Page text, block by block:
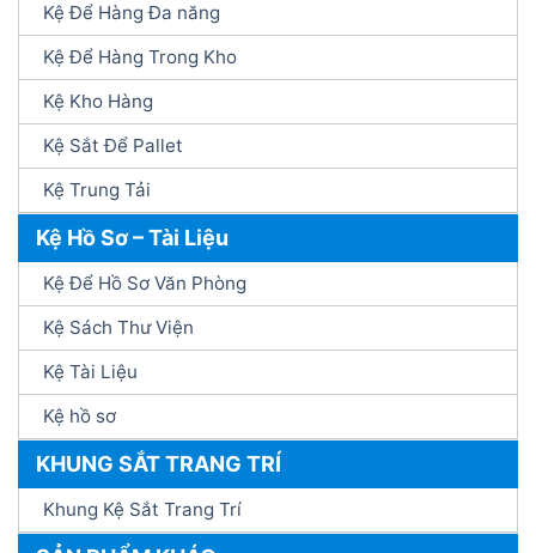
Kệ Để Hàng Đa năng
Kệ Để Hàng Trong Kho
Kệ Kho Hàng
Kệ Sắt Để Pallet
Kệ Trung Tải
Kệ Hồ Sơ – Tài Liệu
Kệ Để Hồ Sơ Văn Phòng
Kệ Sách Thư Viện
Kệ Tài Liệu
Kệ hồ sơ
KHUNG SẮT TRANG TRÍ
Khung Kệ Sắt Trang Trí